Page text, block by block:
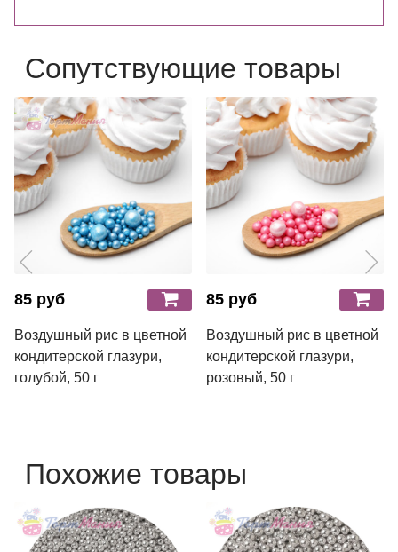
Сопутствующие товары
85 руб
Воздушный рис в цветной
кондитерской глазури,
голубой, 50 г
85 руб
Воздушный рис в цветной
кондитерской глазури,
розовый, 50 г
Похожие товары